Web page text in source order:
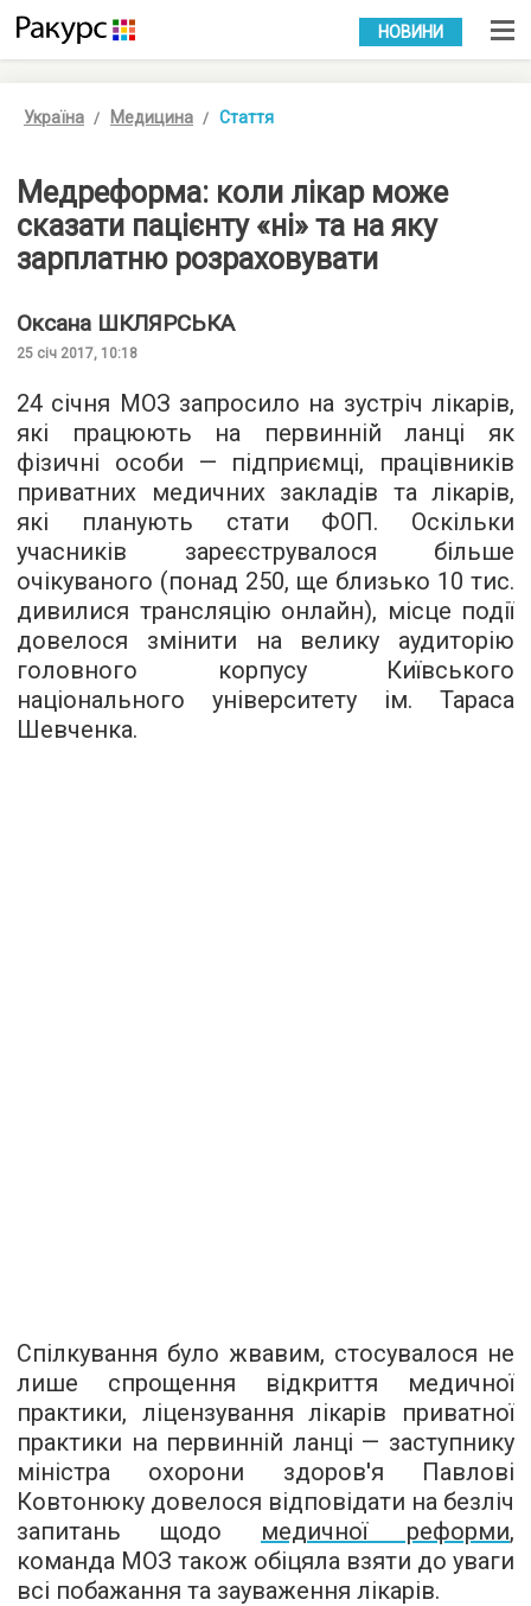
УКР РУС
НОВИНИ
Україна Медицина Стаття
Медреформа: коли лікар може
сказати пацієнту «ні» та на яку
зарплатню розраховувати
Оксана ШКЛЯРСЬКА
25 січ 2017, 10:18
24 січня МОЗ запросило на зустріч лікарів,
які працюють на первинній ланці як
фізичні особи — підприємці, працівників
приватних медичних закладів та лікарів,
які планують стати ФОП. Оскільки
учасників зареєструвалося більше
очікуваного (понад 250, ще близько 10 тис.
дивилися трансляцію онлайн), місце події
довелося змінити на велику аудиторію
головного корпусу Київського
національного університету ім. Тараса
Шевченка.
Спілкування було жвавим, стосувалося не
лише спрощення відкриття медичної
практики, ліцензування лікарів приватної
практики на первинній ланці — заступнику
міністра охорони здоров'я Павлові
Ковтонюку довелося відповідати на безліч
запитань щодо медичної реформи,
команда МОЗ також обіцяла взяти до уваги
всі побажання та зауваження лікарів.